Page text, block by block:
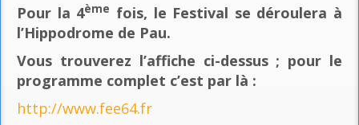
Pour la 4ème fois, le Festival se déroulera à
l’Hippodrome de Pau.
Vous trouverez l’affiche ci-dessus ; pour le
programme complet c’est par là :
http://www.fee64.fr